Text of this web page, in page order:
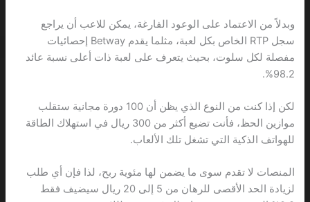
وبدلاً من الاعتماد على الوعود الفارغة، يمكن للاعب أن يراجع
سجل RTP الخاص بكل لعبة، مثلما يقدم Betway إحصائيات
مفصلة لكل سلوت، بحيث يتعرف على لعبة ذات أعلى نسبة عائد
98.2%.
لكن إذا كنت من النوع الذي يظن أن 100 دورة مجانية ستقلب
موازين الحظ، فأنت تضيع أكثر من 300 ريال في استهلاك الطاقة
للهواتف الذكية التي تشغل تلك الألعاب.
المنصات لا تقدم سوى ما يضمن لها مئوية ربح، لذا فإن أي طلب
لزيادة الحد الأقصى للرهان من 5 إلى 20 ريال سيضيف فقط